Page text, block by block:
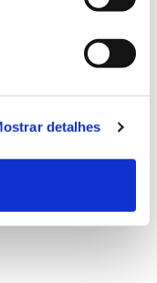
detalhes
das-espigas:
voluntários